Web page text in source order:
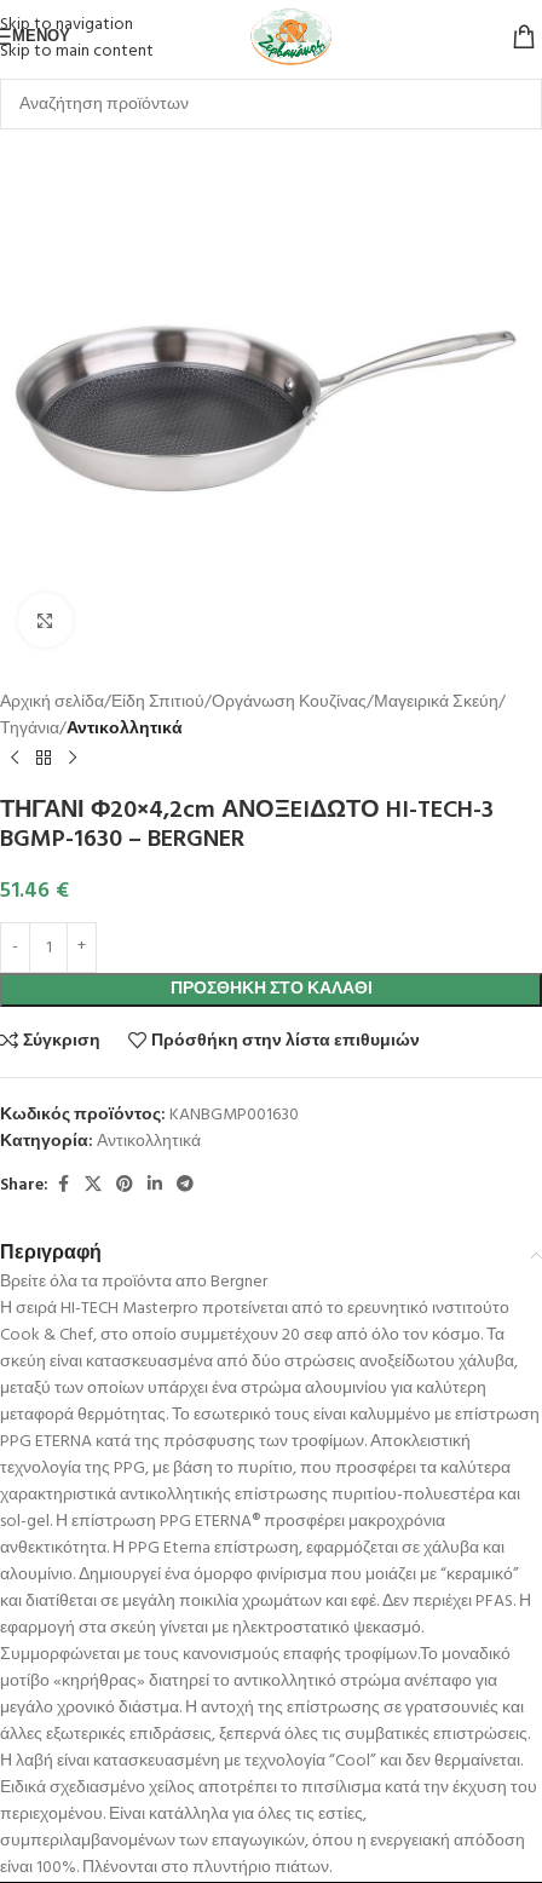
Skip to navigation
Skip to main content
ΜΕΝΟΎ
Αρχική σελίδα Είδη Σπιτιού Οργάνωση Κουζίνας Μαγειρικά Σκεύη
Τηγάνια Αντικολλητικά
ΤΗΓΑΝΙ Φ20×4,2cm ΑΝΟΞEIΔΩΤΟ HI-TECH-3
BGMP-1630 – BERGNER
51.46 €
ΠΡΟΣΘΉΚΗ ΣΤΟ ΚΑΛΆΘΙ
Σύγκριση
Πρόσθήκη στην λίστα επιθυμιών
Κωδικός προϊόντος: KANBGMP001630
Κατηγορία:Αντικολλητικά
Share:
Περιγραφή
Βρείτε όλα τα προϊόντα απο Bergner
Η σειρά HI-TECH Masterpro προτείνεται από το ερευνητικό ινστιτούτο
Cook & Chef, στο οποίο συμμετέχουν 20 σεφ από όλο τον κόσμο. Τα
σκεύη είναι κατασκευασμένα από δύο στρώσεις ανοξείδωτου χάλυβα,
μεταξύ των οποίων υπάρχει ένα στρώμα αλουμινίου για καλύτερη
μεταφορά θερμότητας. Το εσωτερικό τους είναι καλυμμένο με επίστρωση
PPG ETERNA κατά της πρόσφυσης των τροφίμων. Αποκλειστική
τεχνολογία της PPG, με βάση το πυρίτιο, που προσφέρει τα καλύτερα
χαρακτηριστικά αντικολλητικής επίστρωσης πυριτίου-πολυεστέρα και
sol-gel. Η επίστρωση PPG ETERNA® προσφέρει μακροχρόνια
ανθεκτικότητα. Η PPG Eterna επίστρωση, εφαρμόζεται σε χάλυβα και
αλουμίνιο. Δημιουργεί ένα όμορφο φινίρισμα που μοιάζει με “κεραμικό”
και διατίθεται σε μεγάλη ποικιλία χρωμάτων και εφέ. Δεν περιέχει PFAS. Η
εφαρμογή στα σκεύη γίνεται με ηλεκτροστατικό ψεκασμό.
Συμμορφώνεται με τους κανονισμούς επαφής τροφίμων.Το μοναδικό
μοτίβο «κηρήθρας» διατηρεί το αντικολλητικό στρώμα ανέπαφο για
μεγάλο χρονικό διάστμα. Η αντοχή της επίστρωσης σε γρατσουνιές και
άλλες εξωτερικές επιδράσεις, ξεπερνά όλες τις συμβατικές επιστρώσεις.
Η λαβή είναι κατασκευασμένη με τεχνολογία “Cool” και δεν θερμαίνεται.
Ειδικά σχεδιασμένο χείλος αποτρέπει το πιτσίλισμα κατά την έκχυση του
περιεχομένου. Είναι κατάλληλα για όλες τις εστίες,
συμπεριλαμβανομένων των επαγωγικών, όπου η ενεργειακή απόδοση
είναι 100%. Πλένονται στο πλυντήριο πιάτων.